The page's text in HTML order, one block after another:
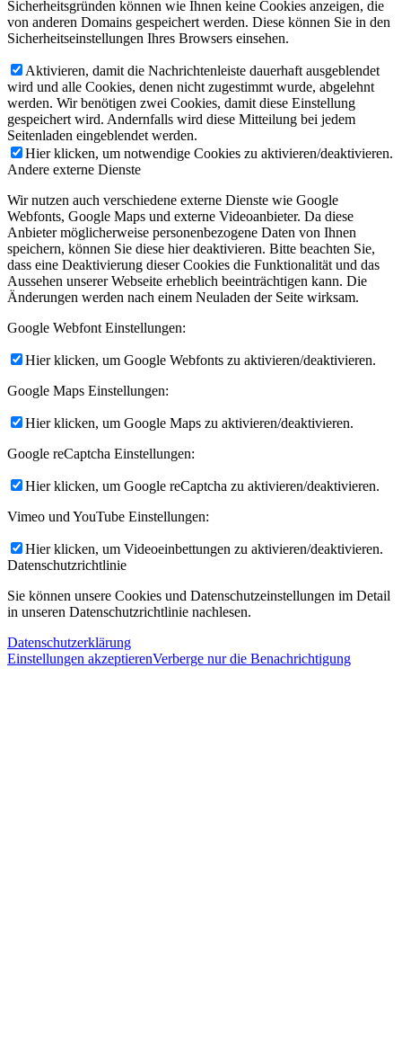
Sicherheitsgründen können wie Ihnen keine Cookies anzeigen, die
von anderen Domains gespeichert werden. Diese können Sie in den
Sicherheitseinstellungen Ihres Browsers einsehen.
Aktivieren, damit die Nachrichtenleiste dauerhaft ausgeblendet
wird und alle Cookies, denen nicht zugestimmt wurde, abgelehnt
werden. Wir benötigen zwei Cookies, damit diese Einstellung
gespeichert wird. Andernfalls wird diese Mitteilung bei jedem
Seitenladen eingeblendet werden.
Hier klicken, um notwendige Cookies zu aktivieren/deaktivieren.
Andere externe Dienste
Wir nutzen auch verschiedene externe Dienste wie Google
Webfonts, Google Maps und externe Videoanbieter. Da diese
Anbieter möglicherweise personenbezogene Daten von Ihnen
speichern, können Sie diese hier deaktivieren. Bitte beachten Sie,
dass eine Deaktivierung dieser Cookies die Funktionalität und das
Aussehen unserer Webseite erheblich beeinträchtigen kann. Die
Änderungen werden nach einem Neuladen der Seite wirksam.
Google Webfont Einstellungen:
Hier klicken, um Google Webfonts zu aktivieren/deaktivieren.
Google Maps Einstellungen:
Hier klicken, um Google Maps zu aktivieren/deaktivieren.
Google reCaptcha Einstellungen:
Hier klicken, um Google reCaptcha zu aktivieren/deaktivieren.
Vimeo und YouTube Einstellungen:
Hier klicken, um Videoeinbettungen zu aktivieren/deaktivieren.
Datenschutzrichtlinie
Sie können unsere Cookies und Datenschutzeinstellungen im Detail
in unseren Datenschutzrichtlinie nachlesen.
Datenschutzerklärung
Einstellungen akzeptierenVerberge nur die Benachrichtigung